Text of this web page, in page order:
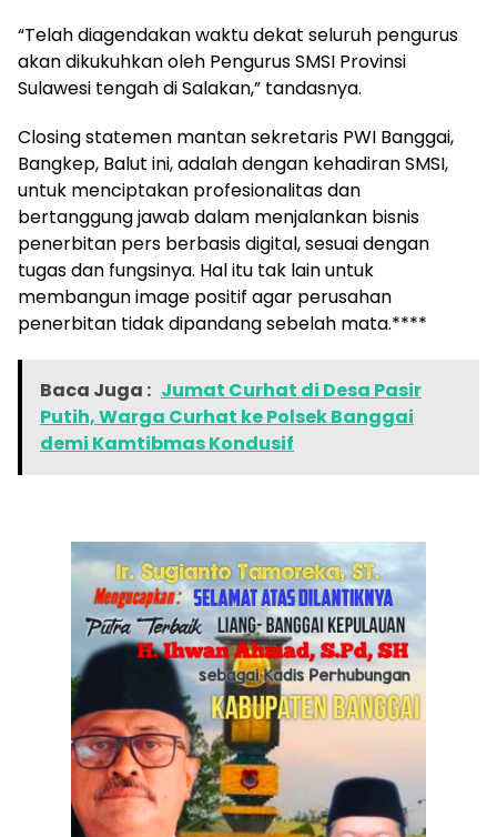
“Telah diagendakan waktu dekat seluruh pengurus
akan dikukuhkan oleh Pengurus SMSI Provinsi
Sulawesi tengah di Salakan,” tandasnya.
Closing statemen mantan sekretaris PWI Banggai,
Bangkep, Balut ini, adalah dengan kehadiran SMSI,
untuk menciptakan profesionalitas dan
bertanggung jawab dalam menjalankan bisnis
penerbitan pers berbasis digital, sesuai dengan
tugas dan fungsinya. Hal itu tak lain untuk
membangun image positif agar perusahan
penerbitan tidak dipandang sebelah mata.****
Baca Juga : Jumat Curhat di Desa Pasir
Putih, Warga Curhat ke Polsek Banggai
demi Kamtibmas Kondusif